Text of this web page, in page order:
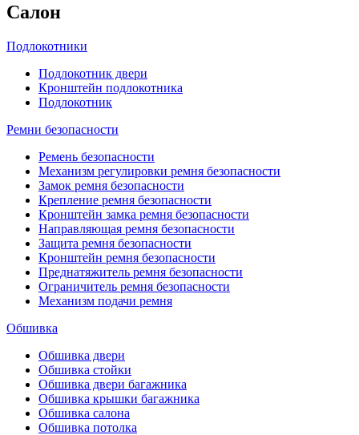
Салон
Подлокотники
Подлокотник двери
Кронштейн подлокотника
Подлокотник
Ремни безопасности
Ремень безопасности
Механизм регулировки ремня безопасности
Замок ремня безопасности
Крепление ремня безопасности
Кронштейн замка ремня безопасности
Направляющая ремня безопасности
Защита ремня безопасности
Кронштейн ремня безопасности
Преднатяжитель ремня безопасности
Ограничитель ремня безопасности
Механизм подачи ремня
Обшивка
Обшивка двери
Обшивка стойки
Обшивка двери багажника
Обшивка крышки багажника
Обшивка салона
Обшивка потолка